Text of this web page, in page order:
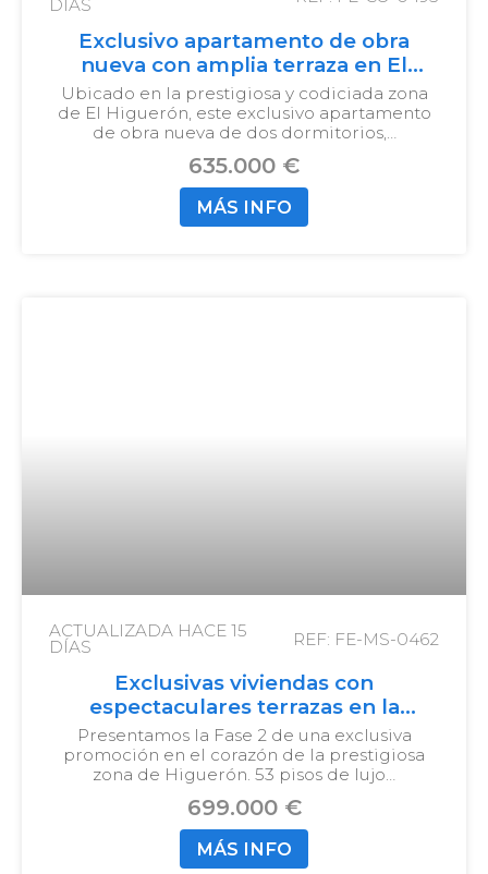
DÍAS
Exclusivo apartamento de obra
nueva con amplia terraza en El
Higuerón
Ubicado en la prestigiosa y codiciada zona
de El Higuerón, este exclusivo apartamento
de obra nueva de dos dormitorios,…
635.000 €
MÁS INFO
ACTUALIZADA HACE 15
DÍAS REF: FE-MS-0462
Exclusivas viviendas con
espectaculares terrazas en la
prestigiosa zona de Higuerón
Presentamos la Fase 2 de una exclusiva
promoción en el corazón de la prestigiosa
zona de Higuerón. 53 pisos de lujo…
699.000 €
MÁS INFO